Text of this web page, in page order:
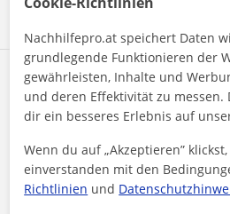
20€/h
Andrea
Online-Unterricht
Nachhilfepro.at speichert Daten
grundlegende Funktionieren der
gewährleisten, Inhalte und
und deren Effektivität zu messen.
dir ein besseres Erlebnis auf
Wenn du auf „Akzeptieren”
einverstanden mit den
Richtlinien und